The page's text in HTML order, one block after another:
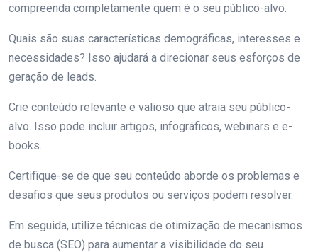
compreenda completamente quem é o seu público-alvo.
Quais são suas características demográficas, interesses e
necessidades? Isso ajudará a direcionar seus esforços de
geração de leads.
Crie conteúdo relevante e valioso que atraia seu público-
alvo. Isso pode incluir artigos, infográficos, webinars e e-
books.
Certifique-se de que seu conteúdo aborde os problemas e
desafios que seus produtos ou serviços podem resolver.
Em seguida, utilize técnicas de otimização de mecanismos
de busca (SEO) para aumentar a visibilidade do seu